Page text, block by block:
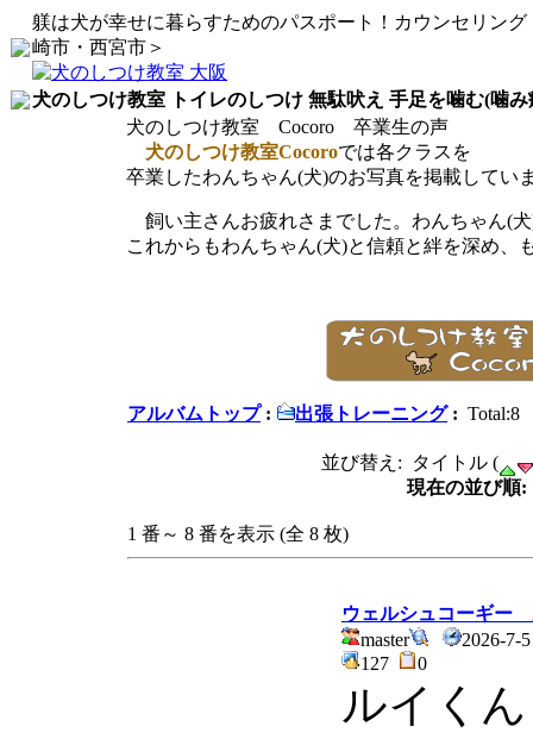
躾は犬が幸せに暮らすためのパスポート！カウンセリン
崎市・西宮市＞
犬のしつけ教室 トイレのしつけ 無駄吠え 手足を噛む(噛
犬のしつけ教室 Cocoro 卒業生の声
犬のしつけ教室Cocoroでは各クラスを
卒業したわんちゃん(犬)のお写真を掲載してい
飼い主さんお疲れさまでした。わんちゃん(
これからもわんちゃん(犬)と信頼と絆を深め
アルバムトップ: 出張トレーニング: Total:8
並び替え: タイトル (
現在の並び順
1 番～ 8 番を表示 (全 8 枚)
ウェルシュコーギー
master
2026-7-
127
0
ルイく